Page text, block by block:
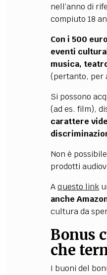
nell’anno di
compiuto 18
Con i 500
eventi
musica,
(pertanto, per
Si possono
(ad es. film),
carattere
Non è
prodotti
Aquesto link
anche
cultura da
Bonus
che
I buoni del